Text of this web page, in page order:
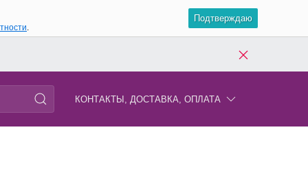
.
Подтверждаю
КОНТАКТЫ, ДОСТАВКА, ОПЛАТА